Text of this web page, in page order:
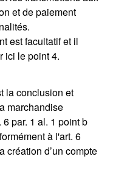
et de paiement
est facultatif et il
ici le point 4.
la conclusion et
marchandise
par. 1 al. 1 point b
à l'art. 6
création d’un compte